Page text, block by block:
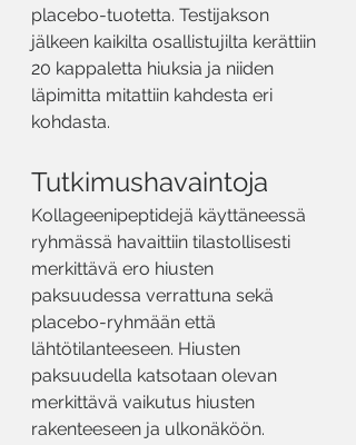
placebo-tuotetta. Testijakson
jälkeen kaikilta osallistujilta kerättiin
20 kappaletta hiuksia ja niiden
läpimitta mitattiin kahdesta eri
kohdasta.
Tutkimushavaintoja
Kollageenipeptidejä käyttäneessä
ryhmässä havaittiin tilastollisesti
merkittävä ero hiusten
paksuudessa verrattuna sekä
placebo-ryhmään että
lähtötilanteeseen. Hiusten
paksuudella katsotaan olevan
merkittävä vaikutus hiusten
rakenteeseen ja ulkonäköön.